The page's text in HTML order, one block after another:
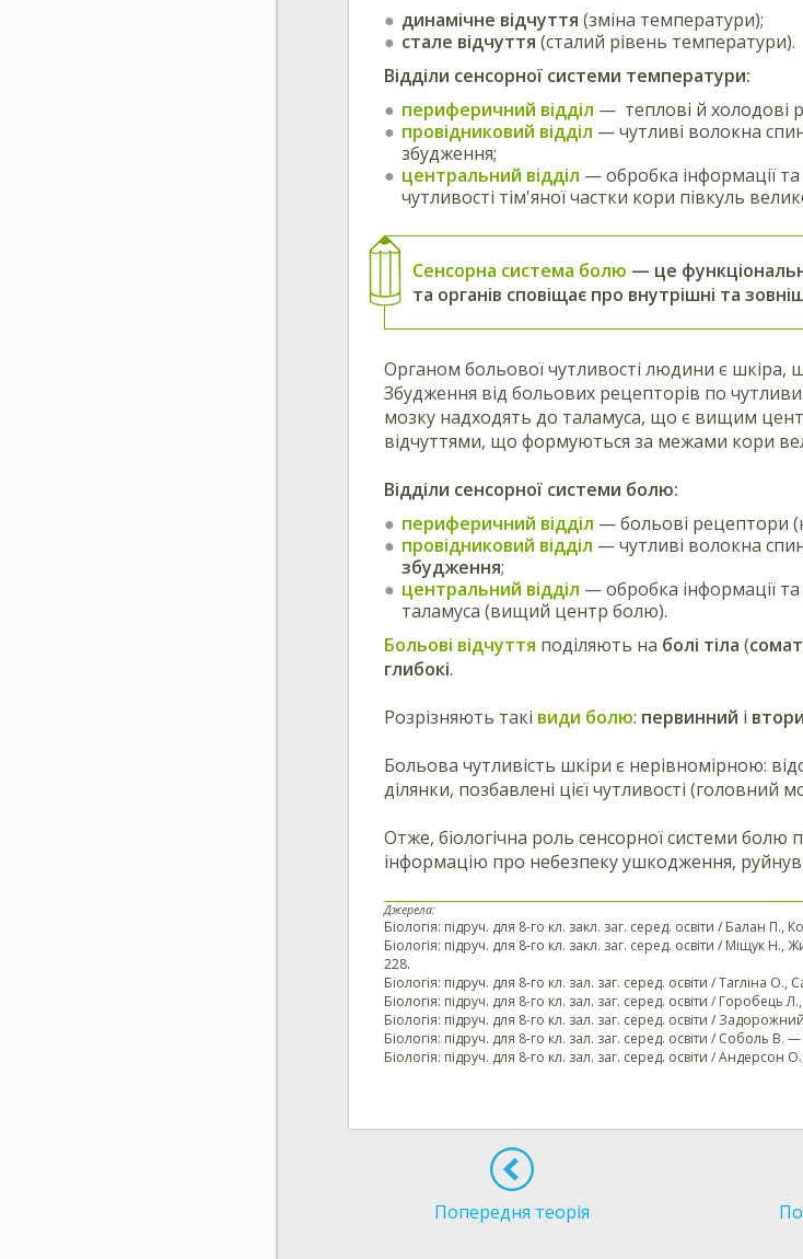
динамічне відчуття (зміна температури);
стале відчуття (сталий рівень температури).
Відділи сенсорної системи температури:
периферичний відділ — теплові й холодові
провідниковий відділ — чутливі волокна
збудження;
центральний відділ — обробка інформації
чутливості тім'яної частки кори півкуль
Сенсорна система болю — це
та органів сповіщає про внутрішні та
Органом больової чутливості людини є шкіра,
Збудження від больових рецепторів по
мозку надходять до таламуса, що є вищим
відчуттями, що формуються за межами кори
Відділи сенсорної системи болю:
периферичний відділ — больові рецептори
провідниковий відділ — чутливі волокна
збудження;
центральний відділ — обробка інформації та
таламуса (вищий центр болю).
Больові відчуття поділяють на болі тіла (
глибокі.
Розрізняють такі види болю: первинний і
Больова чутливість шкіри є нерівномірною:
ділянки, позбавлені цієї чутливості (головний
Отже, біологічна роль сенсорної системи
інформацію про небезпеку ушкодження,
Джерела:
Біологія: підруч. для 8-го кл. закл. заг. серед. освіти / Балан
Біологія: підруч. для 8-го кл. закл. заг. серед. освіти / Міщук
228.
Біологія: підруч. для 8-го кл. зал. заг. серед. освіти / Тагліна
Біологія: підруч. для 8-го кл. зал. заг. серед. освіти /
Біологія: підруч. для 8-го кл. зал. заг. серед. освіти /
Біологія: підруч. для 8-го кл. зал. заг. серед. освіти / Соболь
Біологія: підруч. для 8-го кл. зал. заг. серед. освіти /
Попередня теорія